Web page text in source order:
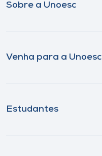
Sobre a Unoesc
Venha para a Unoesc
Estudantes